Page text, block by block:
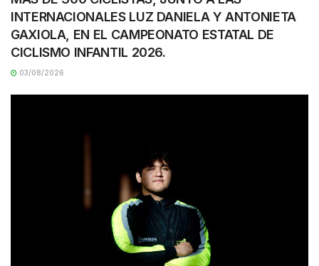
INTERNACIONALES LUZ DANIELA Y ANTONIETA
GAXIOLA, EN EL CAMPEONATO ESTATAL DE
CICLISMO INFANTIL 2026.
03/08/2026